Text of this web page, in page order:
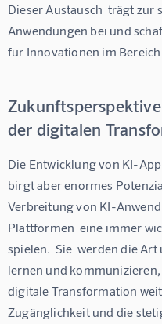
Dieser Austausch  trägt zur
Anwendungen bei und
für Innovationen im
der digitalen
Die Entwicklung von KI-
birgt aber enormes
Verbreitung von KI-
Plattformen  eine immer
spielen.  Sie  werden die
lernen und
digitale Transformation
Zugänglichkeit und die